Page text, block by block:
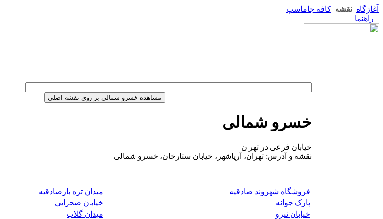
آغازگاه نقشه کافه جاماسپ
راهنما
خسرو شمالی
خیابان فرعی در تهران
نقشه و آدرس: تهران، آریاشهر، خیابان ستارخان، خسرو شمالی
فروشگاه شهروند صادقیه
میدان تره بارصادقیه
پارک جوانه
خیابان صحرایی
خیابان نیرو
میدان گلاب